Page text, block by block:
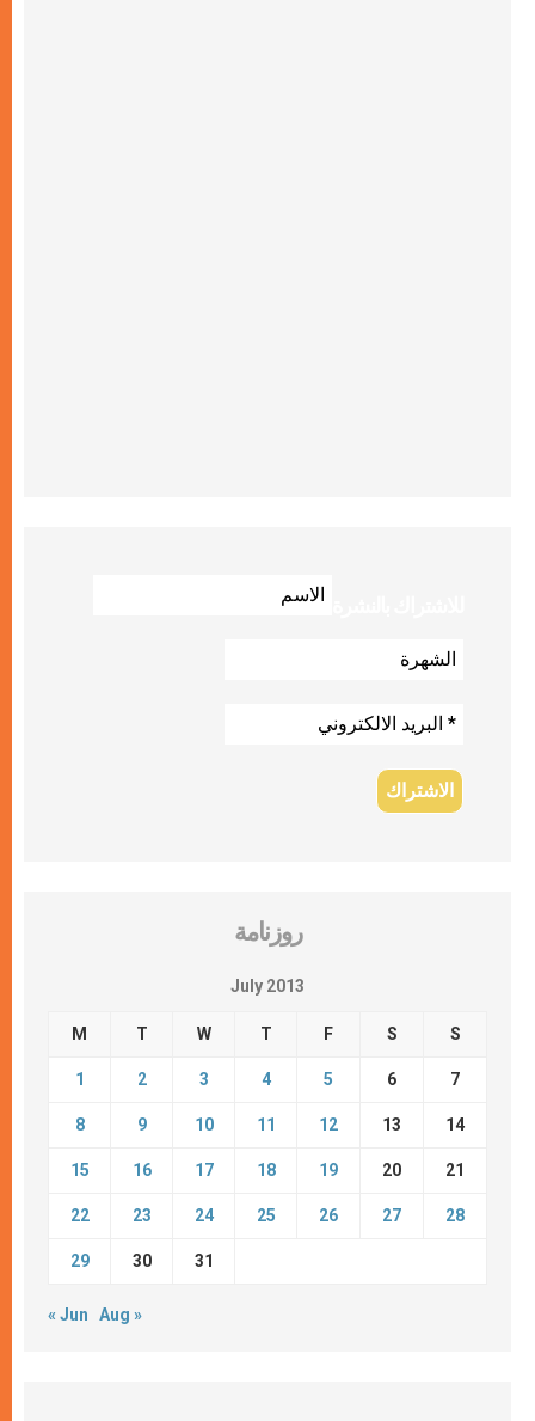
روزنامة
July 2013
M T W T F S S
1 2 3 4 5 6 7
8 9 10 11 12 13 14
15 16 17 18 19 20 21
22 23 24 25 26 27 28
29 30 31
« Jun Aug »